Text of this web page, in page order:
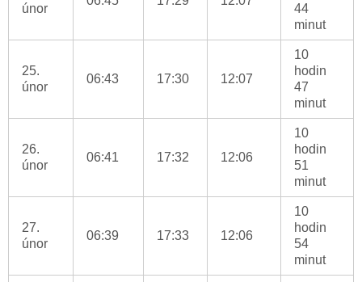
únor
44
minut
25.
únor
06:43 17:30 12:07
10
hodin
47
minut
26.
únor
06:41 17:32 12:06
10
hodin
51
minut
27.
únor
06:39 17:33 12:06
10
hodin
54
minut